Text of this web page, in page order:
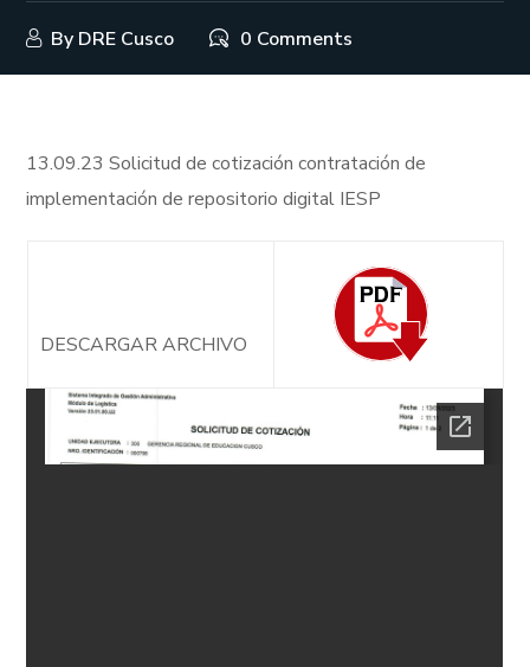
By DRE Cusco 0 Comments
13.09.23 Solicitud de cotización contratación de
implementación de repositorio digital IESP
DESCARGAR ARCHIVO